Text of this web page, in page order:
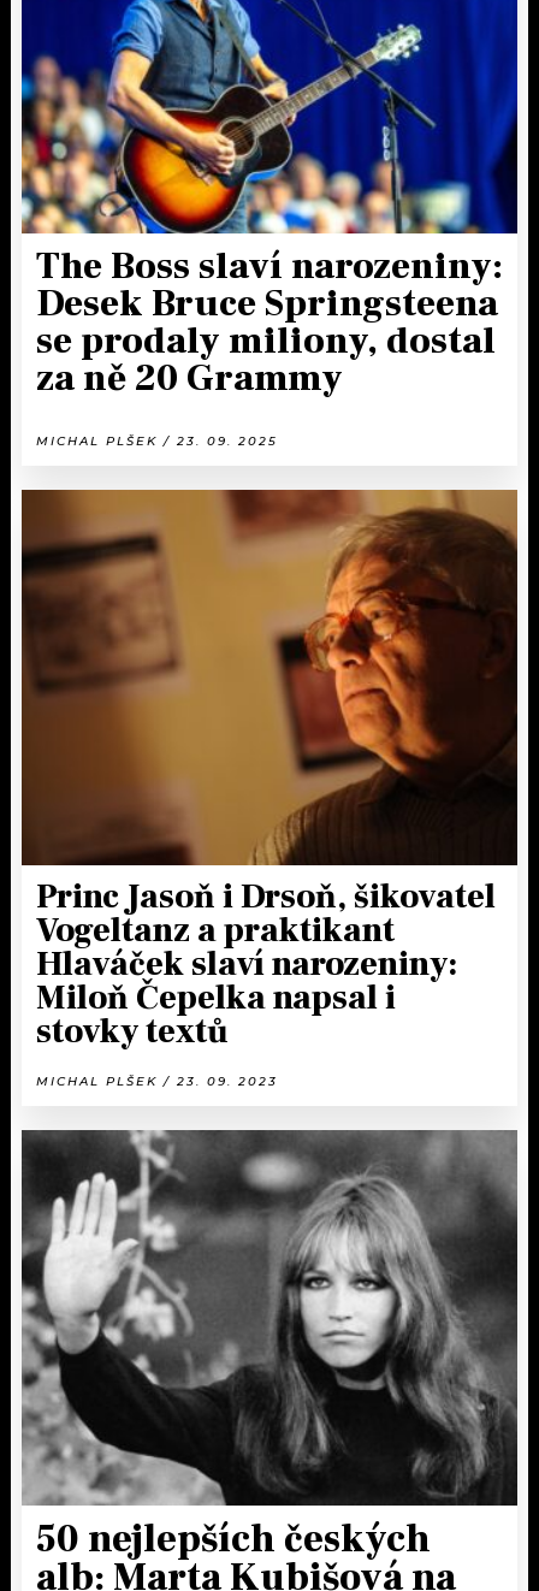
KALENDÁŘ
KVÍZY
VIP
TRENDY
MIX
OSTATNÍ
PROGRAM
PLAYLIST
JAK NALADIT
The Boss slaví narozeniny:
Desek Bruce Springsteena
se prodaly miliony, dostal
za ně 20 Grammy
MICHAL PLŠEK / 23. 09. 2025
Princ Jasoň i Drsoň, šikovatel
Vogeltanz a praktikant
Hlaváček slaví narozeniny:
Miloň Čepelka napsal i
stovky textů
MICHAL PLŠEK / 23. 09. 2023
50 nejlepších českých
alb: Marta Kubišová na